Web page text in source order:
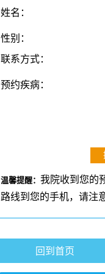
姓名：
性别：
联系方式：
预约疾病：
温馨提醒： 我院收到您的
路线到您的手机，请注
回到首页